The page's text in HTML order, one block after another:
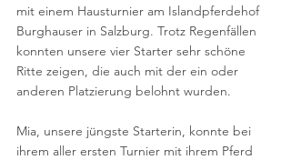
mit einem Hausturnier am Islandpferdehof
Burghauser in Salzburg. Trotz Regenfällen
konnten unsere vier Starter sehr schöne
Ritte zeigen, die auch mit der ein oder
anderen Platzierung belohnt wurden.
Mia, unsere jüngste Starterin, konnte bei
ihrem aller ersten Turnier mit ihrem Pferd